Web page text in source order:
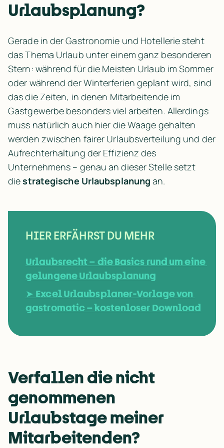
Urlaubsplanung?
Gerade in der Gastronomie und Hotellerie steht
das Thema Urlaub unter einem ganz besonderen
Stern: während für die Meisten Urlaub im Sommer
oder während der Winterferien geplant wird, sind
das die Zeiten, in denen Mitarbeitende im
Gastgewerbe besonders viel arbeiten. Allerdings
muss natürlich auch hier die Waage gehalten
werden zwischen fairer Urlaubsverteilung und der
Aufrechterhaltung der Effizienz des
Unternehmens – genau an dieser Stelle setzt
die strategische Urlaubsplanung an.
HIER ERFÄHRST DU MEHR
Urlaubsrecht – die Basics rund um eine
gelungene Urlaubsplanung
➤ Excel Urlaubsplaner-Vorlage von
gastromatic – kostenloser Download
Verfallen die nicht
genommenen
Urlaubstage meiner
Mitarbeitenden?